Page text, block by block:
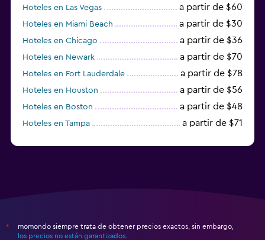
Hoteles en Las Vegas a partir de $60
Hoteles en Miami Beach a partir de $30
Hoteles en Chicago a partir de $36
Hoteles en Newark a partir de $70
Hoteles en Fort Lauderdale a partir de $78
Hoteles en Houston a partir de $56
Hoteles en Boston a partir de $48
Hoteles en Tampa a partir de $71
*
momondo siempre trata de obtener precios exactos, sin embargo,
los precios no están garantizados